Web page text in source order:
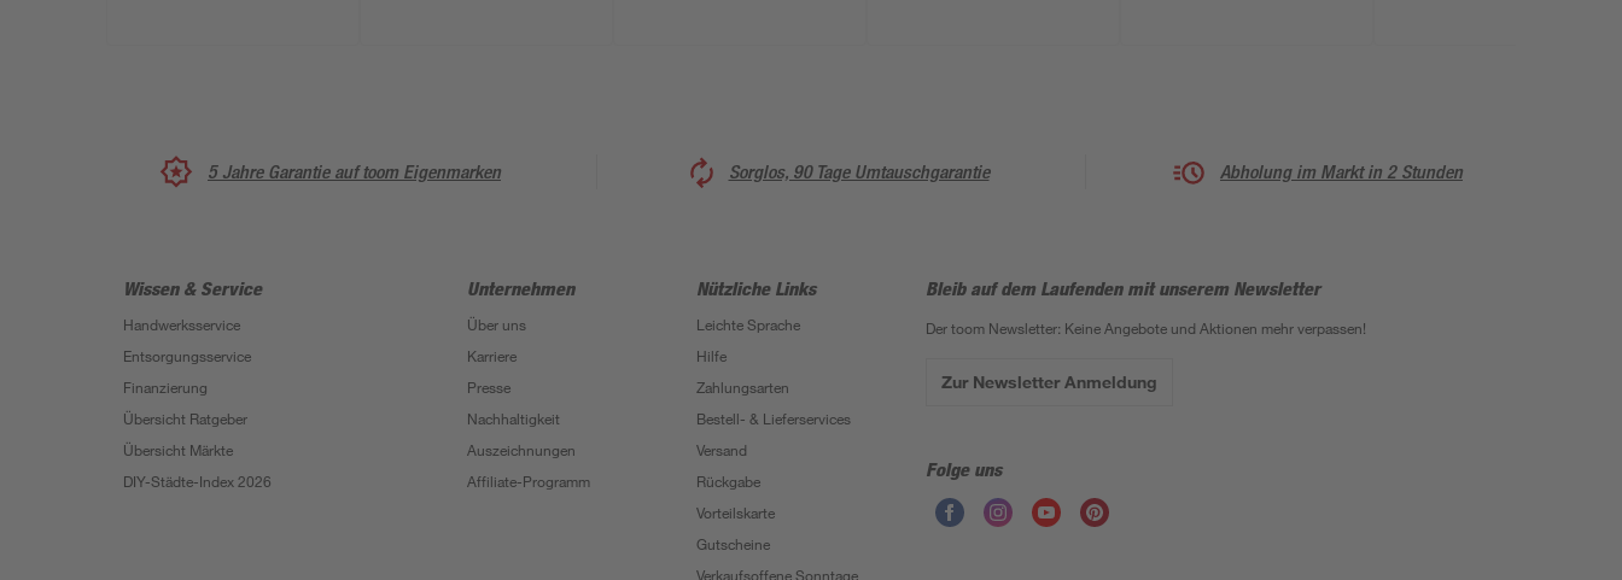
5 Jahre Garantie auf toom Eigenmarken Sorglos, 90 Tage Umtauschgarantie Abholung im Markt in 2 Stunden
Wissen & Service
Handwerksservice
Entsorgungsservice
Finanzierung
Übersicht Ratgeber
Übersicht Märkte
DIY-Städte-Index 2026
Unternehmen
Über uns
Karriere
Presse
Nachhaltigkeit
Auszeichnungen
Affiliate-Programm
Nützliche Links
Leichte Sprache
Hilfe
Zahlungsarten
Bestell- & Lieferservices
Versand
Rückgabe
Vorteilskarte
Gutscheine
Verkaufsoffene Sonntage
Bleib auf dem Laufenden mit unserem Newsletter
Der toom Newsletter: Keine Angebote und Aktionen mehr verpassen!
Zur Newsletter Anmeldung
Folge uns